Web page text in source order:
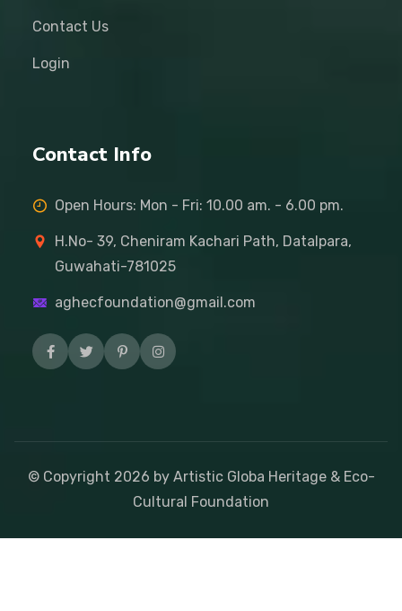
Contact Us
Login
Contact Info
Open Hours: Mon - Fri: 10.00 am. - 6.00 pm.
H.No- 39, Cheniram Kachari Path, Datalpara,
Guwahati-781025
aghecfoundation@gmail.com
© Copyright 2026 by Artistic Globa Heritage & Eco-
Cultural Foundation